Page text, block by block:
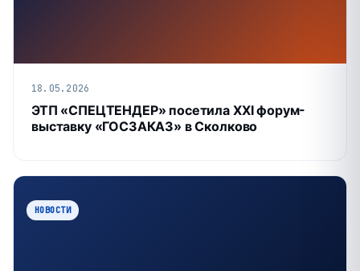
18.05.2026
ЭТП «СПЕЦТЕНДЕР» посетила XXI форум-
выставку «ГОСЗАКАЗ» в Сколково
НОВОСТИ